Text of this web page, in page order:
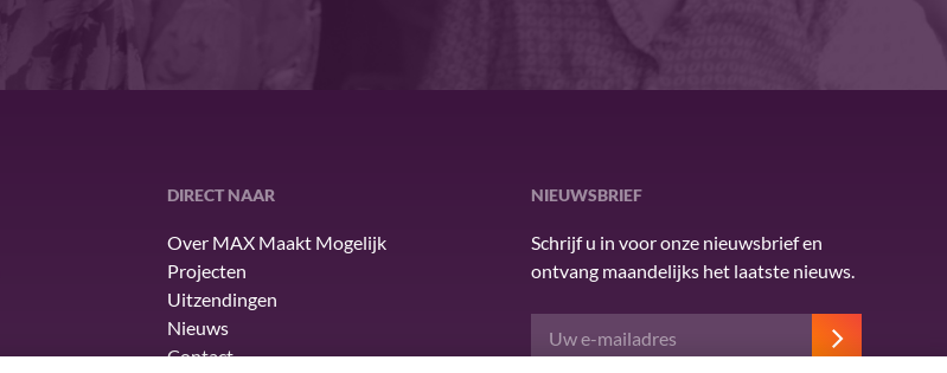
DIRECT NAAR
Over MAX Maakt Mogelijk
Projecten
Uitzendingen
Nieuws
Contact
NIEUWSBRIEF
Schrijf u in voor onze nieuwsbrief en
ontvang maandelijks het laatste nieuws.